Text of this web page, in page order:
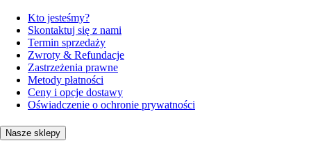
Kto jesteśmy?
Skontaktuj się z nami
Termin sprzedaży
Zwroty & Refundacje
Zastrzeżenia prawne
Metody płatności
Ceny i opcje dostawy
Oświadczenie o ochronie prywatności
Nasze sklepy